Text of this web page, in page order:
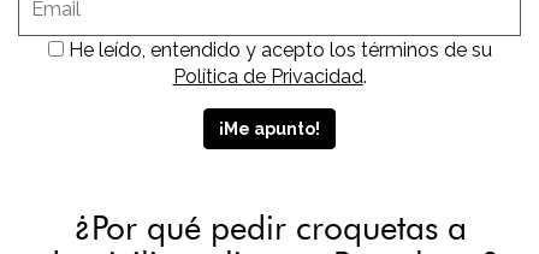
He leído, entendido y acepto los términos de su
Política de Privacidad.
¿Por qué pedir croquetas a